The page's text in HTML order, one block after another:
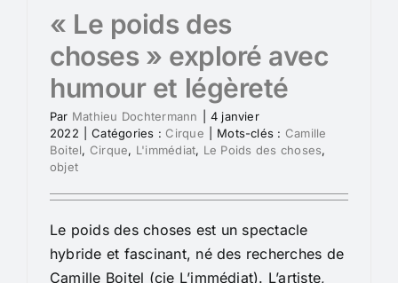
« Le poids des
choses » exploré avec
humour et légèreté
Par Mathieu Dochtermann
4 janvier
2022
Catégories : Cirque Mots-clés : Camille
Boitel, Cirque, L'immédiat, Le Poids des choses,
objet
Le poids des choses est un spectacle
hybride et fascinant, né des recherches de
Camille Boitel (cie L’immédiat). L’artiste,